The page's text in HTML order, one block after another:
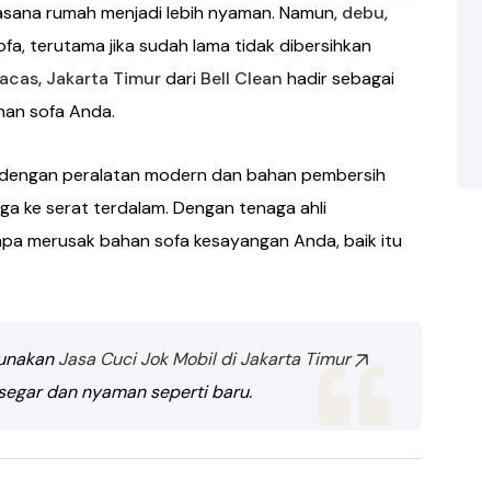
rumah menjadi lebih nyaman. Namun, debu,
terutama jika sudah lama tidak dibersihkan
Jakarta Timurdari Bell Clean hadir sebagai
sofa Anda.
peralatan modern dan bahan pembersih
ke serat terdalam. Dengan tenaga ahli
merusak bahan sofa kesayangan Anda, baik itu
Jasa Cuci Jok Mobil di Jakarta Timur
dan nyaman seperti baru.